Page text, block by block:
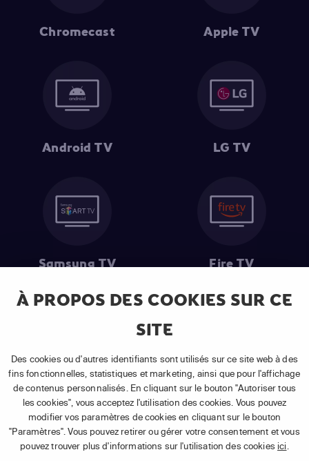
À PROPOS DES COOKIES SUR CE
SITE
Des cookies ou d'autres identifiants sont utilisés sur ce site web à des
fins fonctionnelles, statistiques et marketing, ainsi que pour l'affichage
de contenus personnalisés. En cliquant sur le bouton "Autoriser tous
les cookies", vous acceptez l'utilisation des cookies. Vous pouvez
modifier vos paramètres de cookies en cliquant sur le bouton
"Paramètres". Vous pouvez retirer ou gérer votre consentement et vous
pouvez trouver plus d'informations sur l'utilisation des cookies ici
Chromecast Apple TV
Android TV LG TV
Samsung TV Fire TV
souscription à un abonnement APP TV Basic.
(2) Prix de l'abonnement : TVA comprise, hors promotion, hors frais
uniques d'activation, hors frais de matériel et hors frais d'installation.
(3) Restart & Replay:Voir toutes les chaînes disposant de cette
fonctionnalité.